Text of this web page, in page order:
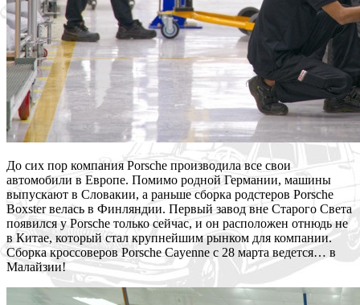
До сих пор компания Porsche производила все свои
автомобили в Европе. Помимо родной Германии, машины
выпускают в Словакии, а раньше сборка родстеров Porsche
Boxster велась в Финляндии. Первый завод вне Старого Света
появился у Porsche только сейчас, и он расположен отнюдь не
в Китае, который стал крупнейшим рынком для компании.
Сборка кроссоверов Porsche Cayenne с 28 марта ведется… в
Малайзии!